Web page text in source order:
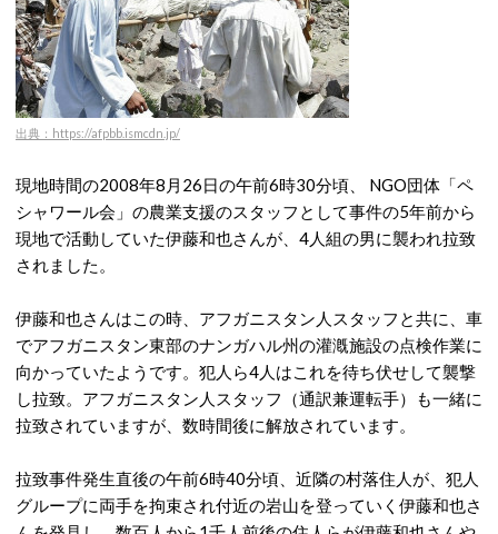
出典：https://afpbb.ismcdn.jp/
現地時間の2008年8月26日の午前6時30分頃、 NGO団体「ペ
シャワール会」の農業支援のスタッフとして事件の5年前から
現地で活動していた伊藤和也さんが、4人組の男に襲われ拉致
されました。
伊藤和也さんはこの時、アフガニスタン人スタッフと共に、車
でアフガニスタン東部のナンガハル州の灌漑施設の点検作業に
向かっていたようです。犯人ら4人はこれを待ち伏せして襲撃
し拉致。アフガニスタン人スタッフ（通訳兼運転手）も一緒に
拉致されていますが、数時間後に解放されています。
拉致事件発生直後の午前6時40分頃、近隣の村落住人が、犯人
グループに両手を拘束され付近の岩山を登っていく伊藤和也さ